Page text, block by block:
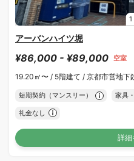
1
アーバンハイツ堀
¥86,000 - ¥89,000 空室
19.20㎡〜 / 5階建て / 京都市営地下
短期契約（マンスリー） 家具
礼金なし
詳細